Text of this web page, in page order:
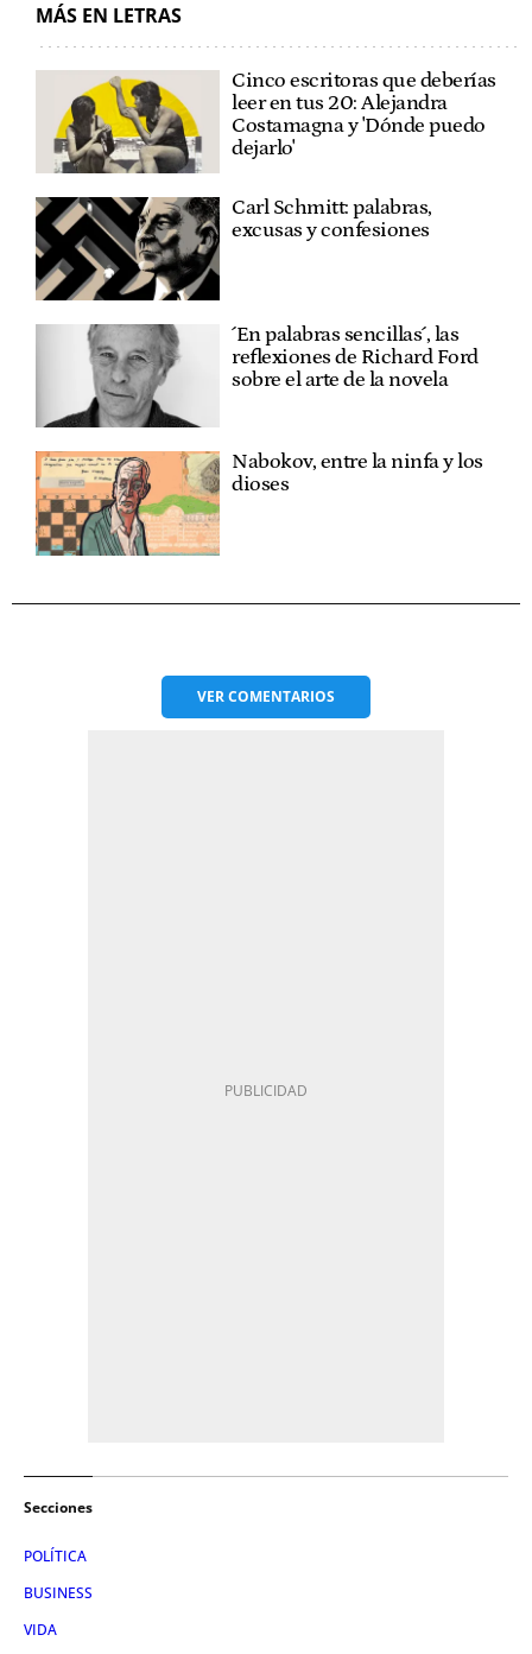
MÁS EN LETRAS
Cinco escritoras que deberías
leer en tus 20: Alejandra
Costamagna y 'Dónde puedo
dejarlo'
Carl Schmitt: palabras,
excusas y confesiones
´En palabras sencillas´, las
reflexiones de Richard Ford
sobre el arte de la novela
Nabokov, entre la ninfa y los
dioses
VERCOMENTARIOS
Secciones
POLÍTICA
BUSINESS
VIDA